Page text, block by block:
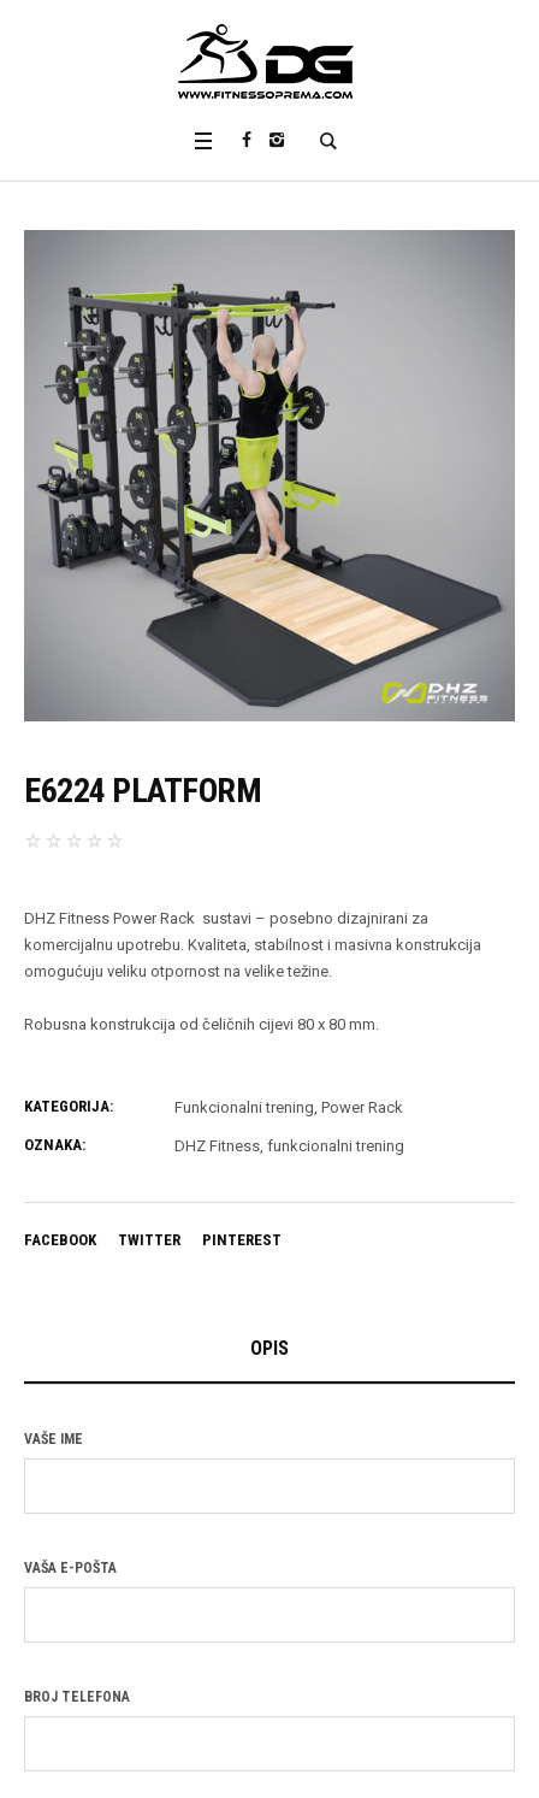
E6224 PLATFORM
DHZ Fitness Power Rack sustavi – posebno dizajnirani za
komercijalnu upotrebu. Kvaliteta, stabilnost i masivna konstrukcija
omogućuju veliku otpornost na velike težine.
Robusna konstrukcija od čeličnih cijevi 80 x 80 mm.
KATEGORIJA: Funkcionalni trening, Power Rack
OZNAKA: DHZ Fitness, funkcionalni trening
FACEBOOK TWITTER PINTEREST
OPIS
VAŠE IME
VAŠA E-POŠTA
BROJ TELEFONA